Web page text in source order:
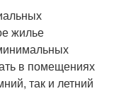
жилье
в помещениях
так и летний